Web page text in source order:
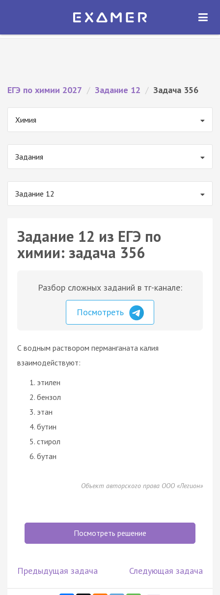
Экзамер — ЕГЭ 2027
ОТКРЫТЬ
ЕГЭ по химии 2027 / Задание 12 / Задача 356
Химия
Задания
Задание 12
Задание 12 из ЕГЭ по
химии: задача 356
Разбор сложных заданий в тг-канале:
Посмотреть
С водным раствором перманганата калия
взаимодействуют:
этилен
бензол
этан
бутин
стирол
бутан
Объект авторского права ООО «Легион»
Посмотреть решение
Предыдущая задача Следующая задача